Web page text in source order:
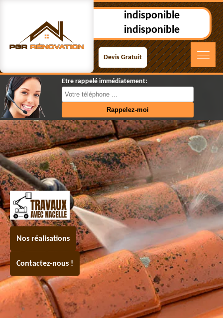
indisponible
indisponible
Devis Gratuit
Etre rappelé immédiatement:
Nos réalisations
Contactez-nous !